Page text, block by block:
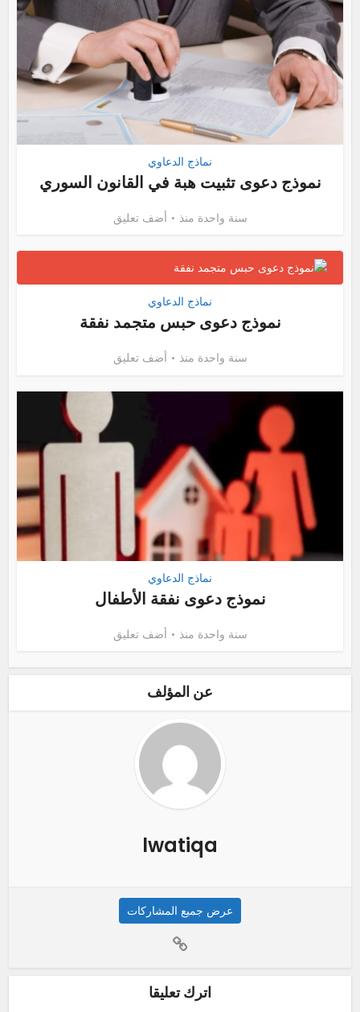
نماذج الدعاوي
نموذج دعوى تثبيت هبة في القانون السوري
سنة واحدة منذ أضف تعليق
نماذج الدعاوي
نموذج دعوى حبس متجمد نفقة
سنة واحدة منذ أضف تعليق
نماذج الدعاوي
نموذج دعوى نفقة الأطفال
سنة واحدة منذ أضف تعليق
عن المؤلف
lwatiqa
عرض جميع المشاركات
اترك تعليقا